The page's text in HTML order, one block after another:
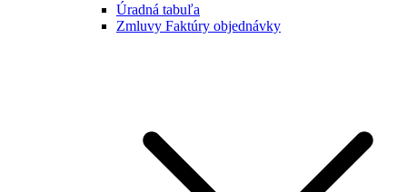
Úradná tabuľa
Zmluvy Faktúry objednávky